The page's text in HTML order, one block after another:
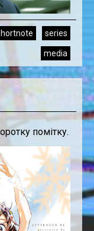
series
media
помітку.